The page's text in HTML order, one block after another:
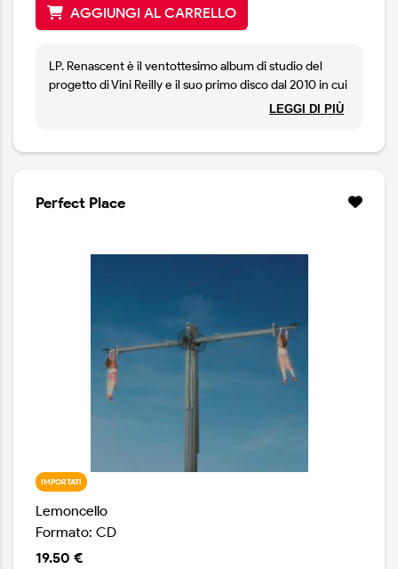
AGGIUNGI AL CARRELLO
LP. Renascent è il ventottesimo album di studio del
progetto di Vini Reilly e il suo primo disco dal 2010 in cui
uscì "A Pean to Wilson". Il suono del nuovo album
caldi e avvolgenti. Una musica acquerello, fatta di
vinile verde bottiglia trasparente.
LEGGI DI PIÙ
Perfect Place
IMPORTATI
Lemoncello
Formato: CD
19.50 €